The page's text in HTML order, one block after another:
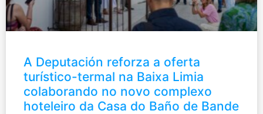
A Deputación reforza a oferta
turístico-termal na Baixa Limia
colaborando no novo complexo
hoteleiro da Casa do Baño de Bande